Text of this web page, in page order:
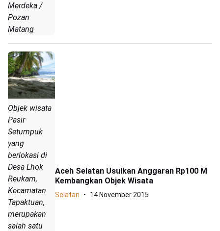
Merdeka /
Pozan
Matang
Objek wisata
Pasir
Setumpuk
yang
berlokasi di
Desa Lhok
Reukam,
Kecamatan
Tapaktuan,
merupakan
salah satu
Aceh Selatan Usulkan Anggaran Rp100 M
Kembangkan Objek Wisata
Selatan 14 November 2015